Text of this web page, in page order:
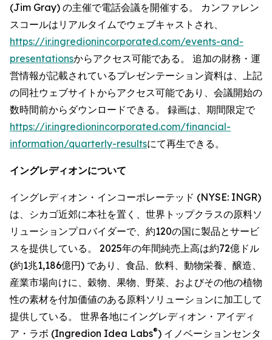
(Jim Gray) の主催で電話会議を開催する。 カンファレン
スコールはリアルタイムでウェブキャストされ、
https://ir.ingredionincorporated.com/events-and-
presentationsからアクセス可能である。 追加の財務・運
営情報が記載されているプレゼンテーション資料は、上記
の同社ウェブサイトからアクセス可能であり、会議開始の
数時間前からダウンロードできる。 録画は、期間限定で
https://ir.ingredionincorporated.com/financial-
information/quarterly-resultsにて再生できる。
イングレディオンについて
イングレディオン・インコーポレーテッド (NYSE: INGR)
は、シカゴ近郊に本社を置く、世界トップクラスの原料ソ
リューションプロバイダーで、約120の国に製品とサービ
スを提供している。 2025年の年間純売上高は約72億ドル
(約1兆1,186億円) であり、食品、飲料、動物栄養、醸造、
産業市場向けに、穀物、果物、野菜、およびその他の植物
性の素材を付加価値のある原料ソリューションに加工して
提供している。 世界各地にイングレディオン・アイディ
ア・ラボ (Ingredion Idea Labs®) イノベーションセンタ